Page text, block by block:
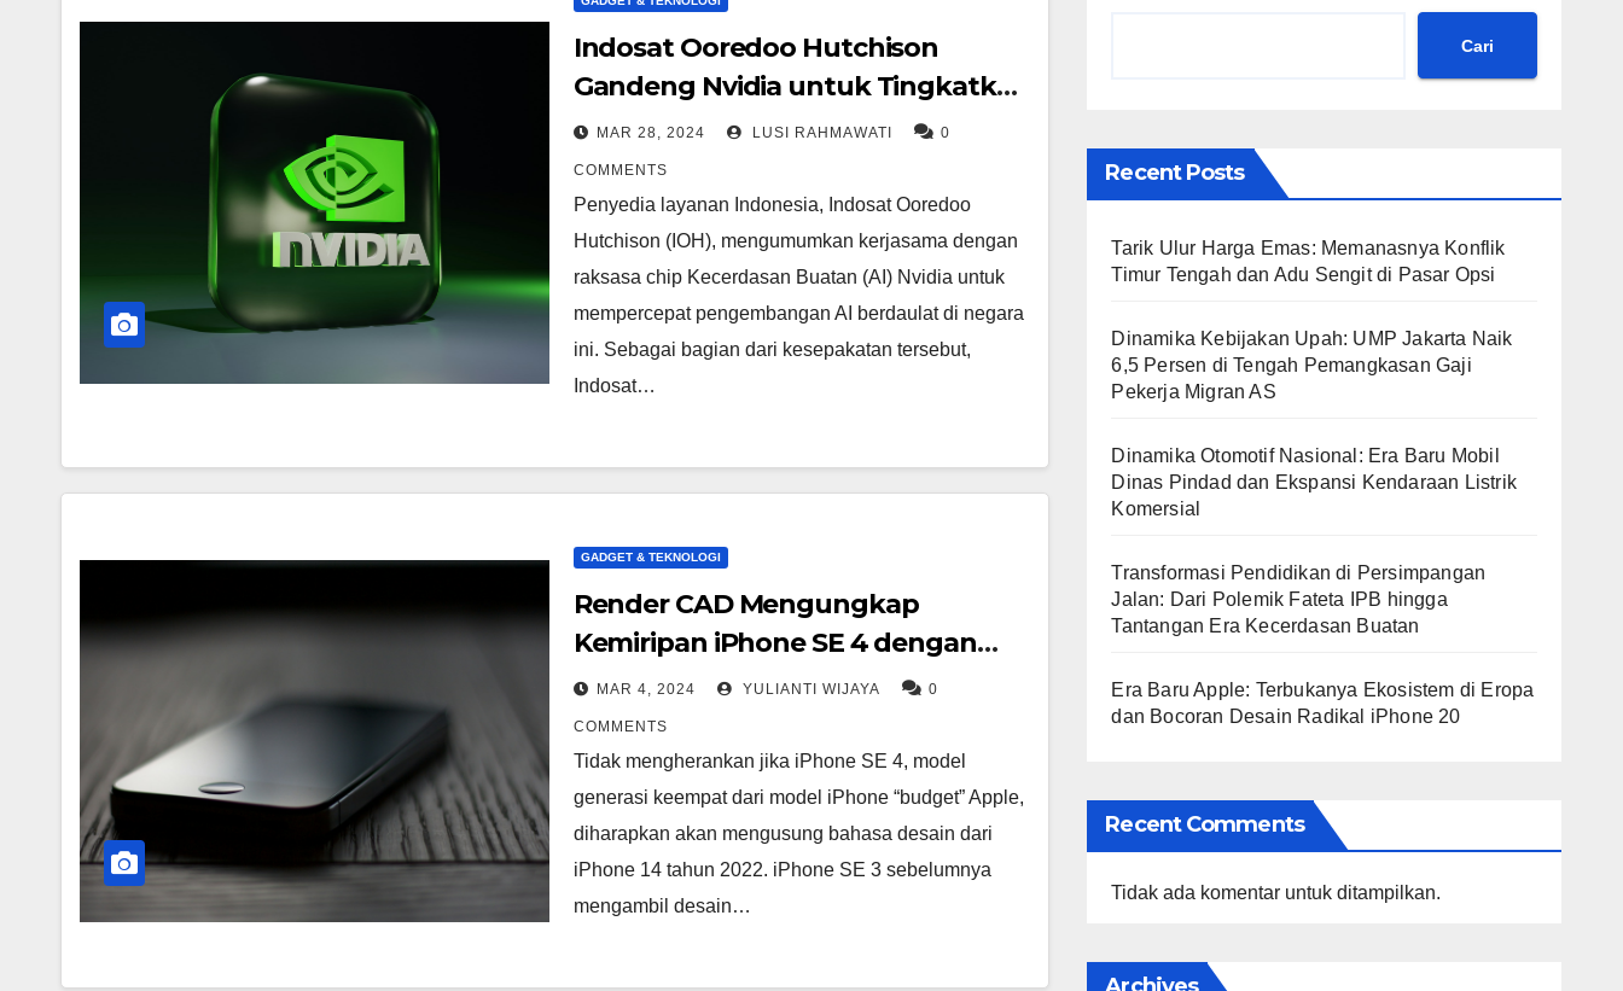
Indosat Ooredoo Hutchison
Gandeng Nvidia untuk Tingkatkan
Infrastruktur AI Indonesia
MAR 28, 2024 LUSI RAHMAWATI 0
COMMENTS
Penyedia layanan Indonesia, Indosat Ooredoo
Hutchison (IOH), mengumumkan kerjasama dengan
raksasa chip Kecerdasan Buatan (AI) Nvidia untuk
mempercepat pengembangan AI berdaulat di negara
ini. Sebagai bagian dari kesepakatan tersebut,
Indosat…
GADGET & TEKNOLOGI
Render CAD Mengungkap
Kemiripan iPhone SE 4 dengan
iPhone 14
MAR 4, 2024 YULIANTI WIJAYA 0
COMMENTS
Tidak mengherankan jika iPhone SE 4, model
generasi keempat dari model iPhone “budget” Apple,
diharapkan akan mengusung bahasa desain dari
iPhone 14 tahun 2022. iPhone SE 3 sebelumnya
mengambil desain…
Cari
Recent Posts
Tarik Ulur Harga Emas: Memanasnya Konflik
Timur Tengah dan Adu Sengit di Pasar Opsi
Dinamika Kebijakan Upah: UMP Jakarta Naik
6,5 Persen di Tengah Pemangkasan Gaji
Pekerja Migran AS
Dinamika Otomotif Nasional: Era Baru Mobil
Dinas Pindad dan Ekspansi Kendaraan Listrik
Komersial
Transformasi Pendidikan di Persimpangan
Jalan: Dari Polemik Fateta IPB hingga
Tantangan Era Kecerdasan Buatan
Era Baru Apple: Terbukanya Ekosistem di Eropa
dan Bocoran Desain Radikal iPhone 20
Recent Comments
Tidak ada komentar untuk ditampilkan.